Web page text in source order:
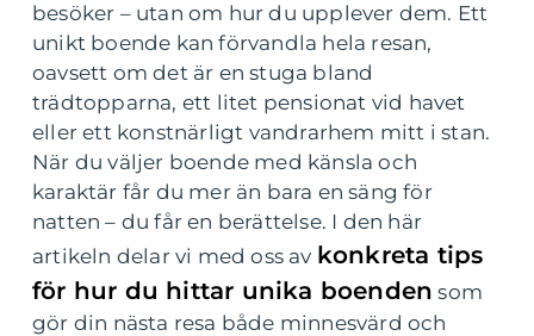
besöker – utan om hur du upplever dem. Ett
unikt boende kan förvandla hela resan,
oavsett om det är en stuga bland
trädtopparna, ett litet pensionat vid havet
eller ett konstnärligt vandrarhem mitt i stan.
När du väljer boende med känsla och
karaktär får du mer än bara en säng för
natten – du får en berättelse. I den här
artikeln delar vi med oss av konkreta tips
för hur du hittar unika boenden som
gör din nästa resa både minnesvärd och